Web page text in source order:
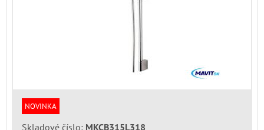
NOVINKA
Skladové číslo: MKCB315L318